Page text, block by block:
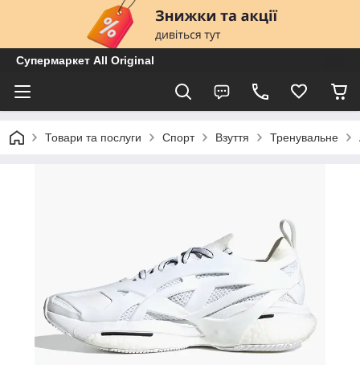
Супермаркет All Original
Товари та послуги Спорт Взуття Тренувальне